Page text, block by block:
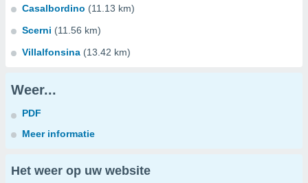
Casalbordino (11.13 km)
Scerni (11.56 km)
Villalfonsina (13.42 km)
Weer...
PDF
Meer informatie
Het weer op uw website